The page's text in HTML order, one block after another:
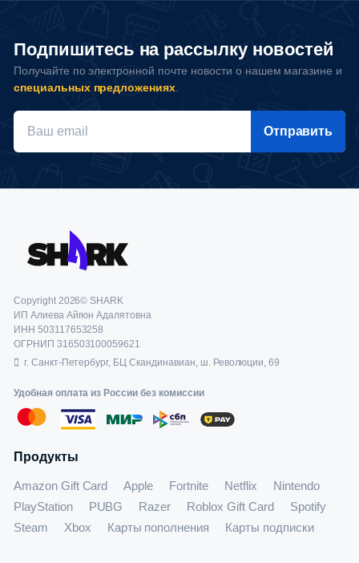
Подпишитесь на рассылку новостей
Получайте по электронной почте новости о нашем магазине и
специальных предложениях
Отправить
Copyright 2026© SHARK
ИП Алиева Айгюн Адалятовна
ИНН 503117653258
ОГРНИП 316503100059621
г. Санкт-Петербург, БЦ Скандинавиан, ш. Революции, 69
Удобная оплата из России без комиссии
Продукты
Amazon Gift Card Apple Fortnite Netflix
Nintendo
PlayStation
PUBG Razer Roblox Gift Card
Spotify
Steam
Xbox Карты пополнения Карты подписки